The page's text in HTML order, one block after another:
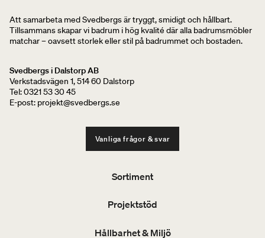
Att samarbeta med Svedbergs är tryggt, smidigt och hållbart.
Tillsammans skapar vi badrum i hög kvalité där alla badrumsmöbler
matchar – oavsett storlek eller stil på badrummet och bostaden.
Svedbergs i Dalstorp AB
Verkstadsvägen 1, 514 60 Dalstorp
Tel: 0321 53 30 45
E-post: projekt@svedbergs.se
Vanliga frågor & svar
Sortiment
Projektstöd
Hållbarhet & Miljö